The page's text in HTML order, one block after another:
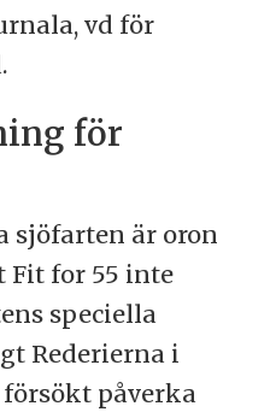
vd för
för
sjöfarten är oron
Fit for 55 inte
speciella
Rederierna i
påverka